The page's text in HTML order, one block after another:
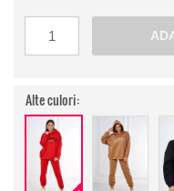
Alte culori: